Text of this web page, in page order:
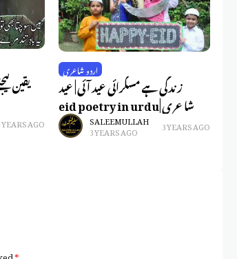
یقین
AGO
اردو شاعری
زندگی ہے مسکرائی عید آئی | عید
شاعری |eid poetry in urdu
SALEEM ULLAH
3 YEARS AGO 3 YEARS AGO